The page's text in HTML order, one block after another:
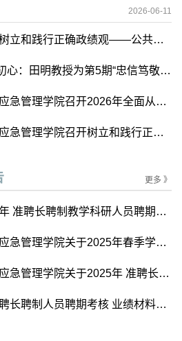
2023级行政管理专业本科生《...2026-06-11
政绩观——公共管理学院/应急管理学院党委组织开展纪法教育
为第5期“忠信笃敬·厚德惟新班”学员解读《共产党宣言》
院召开2026年全面从严治党工作会议暨警示教育大会
院召开树立和践行正确政绩观学习教育启动部署会
更多 》
长聘制教学科研人员聘期考核结果的公示
院关于2025年春季学期研究生学籍清退名单的公示
院关于2025年 准聘长聘制教学科研人员聘期考核结...
聘制人员聘期考核 业绩材料的公示